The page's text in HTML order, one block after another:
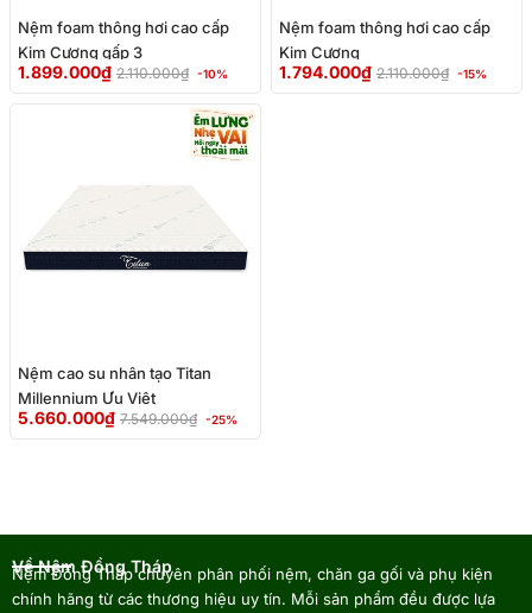
Nệm foam thông hơi cao cấp
Kim Cương gấp 3
2.110.000₫
1.899.000₫ -10%
Nệm foam thông hơi cao cấp
Kim Cương
2.110.000₫
1.794.000₫ -15%
Nệm cao su nhân tạo Titan
Millennium Ưu Việt
7.549.000₫
Giá
gốc
là:
5.660.000₫
Giá
hiện
tại
5.660.000₫.
-25%
Về Nệm Đồng Tháp
Nệm Đồng Tháp chuyên phân phối nệm, chăn ga gối và phụ kiện
chính hãng từ các thương hiệu uy tín. Mỗi sản phẩm đều được lựa